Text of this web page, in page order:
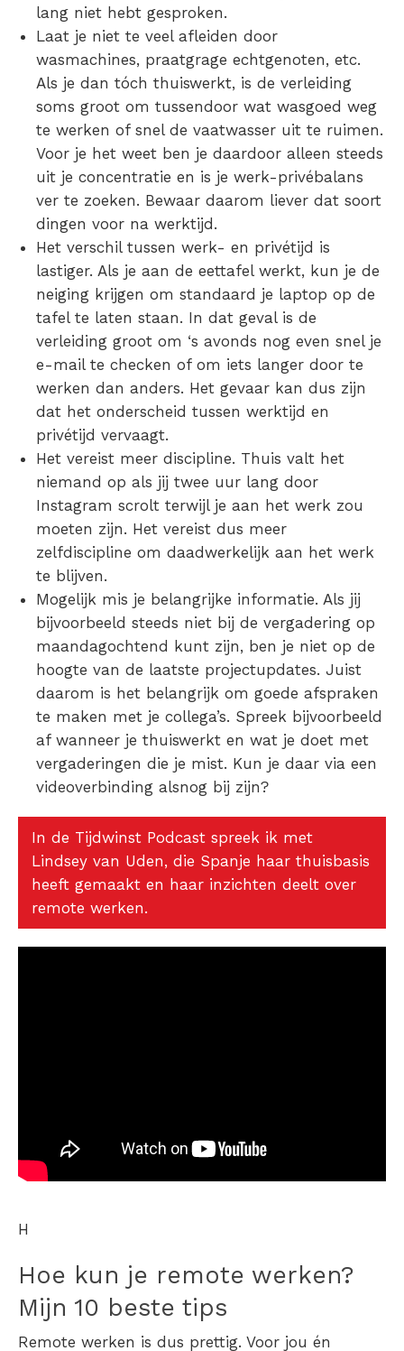
lang niet hebt gesproken.
Laat je niet te veel afleiden door
wasmachines, praatgrage echtgenoten, etc.
Als je dan tóch thuiswerkt, is de verleiding
soms groot om tussendoor wat wasgoed weg
te werken of snel de vaatwasser uit te ruimen.
Voor je het weet ben je daardoor alleen steeds
uit je concentratie en is je werk-privébalans
ver te zoeken. Bewaar daarom liever dat soort
dingen voor na werktijd.
Het verschil tussen werk- en privétijd is
lastiger. Als je aan de eettafel werkt, kun je de
neiging krijgen om standaard je laptop op de
tafel te laten staan. In dat geval is de
verleiding groot om ‘s avonds nog even snel je
e-mail te checken of om iets langer door te
werken dan anders. Het gevaar kan dus zijn
dat het onderscheid tussen werktijd en
privétijd vervaagt.
Het vereist meer discipline. Thuis valt het
niemand op als jij twee uur lang door
Instagram scrolt terwijl je aan het werk zou
moeten zijn. Het vereist dus meer
zelfdiscipline om daadwerkelijk aan het werk
te blijven.
Mogelijk mis je belangrijke informatie. Als jij
bijvoorbeeld steeds niet bij de vergadering op
maandagochtend kunt zijn, ben je niet op de
hoogte van de laatste projectupdates. Juist
daarom is het belangrijk om goede afspraken
te maken met je collega’s. Spreek bijvoorbeeld
af wanneer je thuiswerkt en wat je doet met
vergaderingen die je mist. Kun je daar via een
videoverbinding alsnog bij zijn?
In de Tijdwinst Podcast spreek ik met
Lindsey van Uden, die Spanje haar thuisbasis
heeft gemaakt en haar inzichten deelt over
remote werken.
H
Hoe kun je remote werken?
Mijn 10 beste tips
Remote werken is dus prettig. Voor jou én